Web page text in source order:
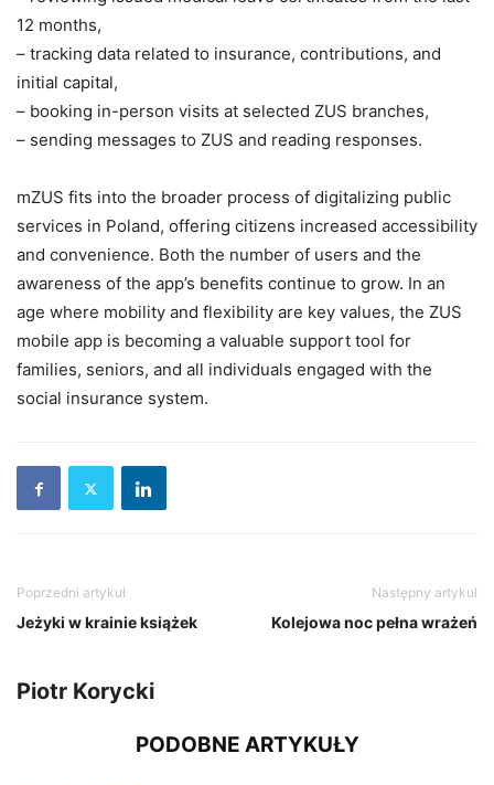
12 months,
– tracking data related to insurance, contributions, and
initial capital,
– booking in-person visits at selected ZUS branches,
– sending messages to ZUS and reading responses.
mZUS fits into the broader process of digitalizing public
services in Poland, offering citizens increased accessibility
and convenience. Both the number of users and the
awareness of the app’s benefits continue to grow. In an
age where mobility and flexibility are key values, the ZUS
mobile app is becoming a valuable support tool for
families, seniors, and all individuals engaged with the
social insurance system.
Poprzedni artykuł
Jeżyki w krainie książek
Następny artykuł
Kolejowa noc pełna wrażeń
Piotr Korycki
PODOBNE ARTYKUŁY